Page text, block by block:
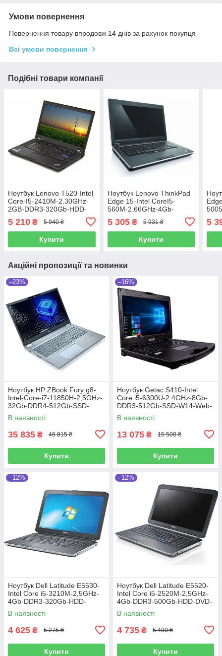
Умови повернення
Повернення товару впродовж 14 днів за рахунок покупця
Всі умови повернення
Подібні товари компанії
Ноутбук Lenovo T520-Intel
Core-I5-2410M-2.30GHz-
2GB-DDR3-320Gb-HDD-
5 210 ₴ 5 940 ₴
Купити
Ноутбук Lenovo ThinkPad
Edge 15-Intel CoreI5-
560M-2.66GHz-4Gb-
DDR3-HDD-320Gb-W15.6-
Web-DVD-R-(B)- Б/В
5 305₴ 5 931 ₴
Купити
(B)-
5
Акційні пропозиції та новинки
–23%
Ноутбук HP ZBook Fury g8-
Intel-Core-i7-11850H-2,5GHz-
32Gb-DDR4-512Gb-SSD-
W15.6-FHD-iPS-Web-NVIDIA
T1200 Laptop (4Gb)-(B)-Б/В
В наявності
35 835 ₴ 46 815 ₴
Купити
–16%
Ноутбук Getac S410-Intel
Core i5-6300U-2.4GHz-8Gb-
DDR3-512Gb-SSD-W14-Web-
FHD-IPS-(4G Modem)-(B)-Б/В
В наявності
13 075 ₴ 15 500 ₴
Купити
–12%
Ноутбук Dell Latitude E5530-
Intel Core i5-3210M-2,5GHz-
4Gb-DDR3-320Gb-HDD-
W15,6-FHD-Web-(B)-Б/В
В наявності
4 625 ₴ 5 275 ₴
Купити
–12%
Ноутбук Dell Latitude E5520-
Intel Core i5-2520M-2,5GHz-
4Gb-DDR3-500Gb-HDD-DVD-
R-W15,6-Web-(B)- Б/В
В наявності
4 735 ₴ 5 400 ₴
Купити